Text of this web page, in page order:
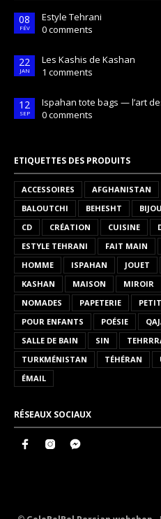
08
FÉV
Estyle Tehrani
0 comments
22
JAN
Les Kashis de Kashan
1 comments
12
SEP
Ispahan tote bags — l’art
0 comments
ETIQUETTES DES PRODUITS
ACCESSOIRES AFGHANISTAN
BALOUTCHI
BEHESHT
CD
CRÉATION CUISINE
ESTYLE TEHRANI
FAIT MAIN
HOMME
ISPAHAN JOUET
KASHAN
MAISON MIROIR
NOMADES
PAPETERIE
POUR ENFANTS
POÉSIE
SALLE DE BAIN
SIN
TURKMÉNISTAN
TÉHÉRAN
ÉMAIL
RÉSEAUX SOCIAUX